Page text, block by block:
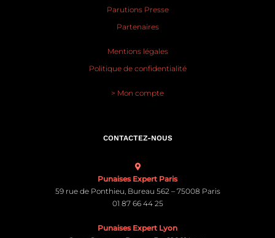
Parutions Presse
Partenaires
Mentions légales
Politique de confidentialité
> Mon compte
CONTACTEZ-NOUS
Punaises Expert Paris
59 rue de Ponthieu, Bureau 562 – 75008 Paris
01 87 66 44 25
Punaises Expert Lyon